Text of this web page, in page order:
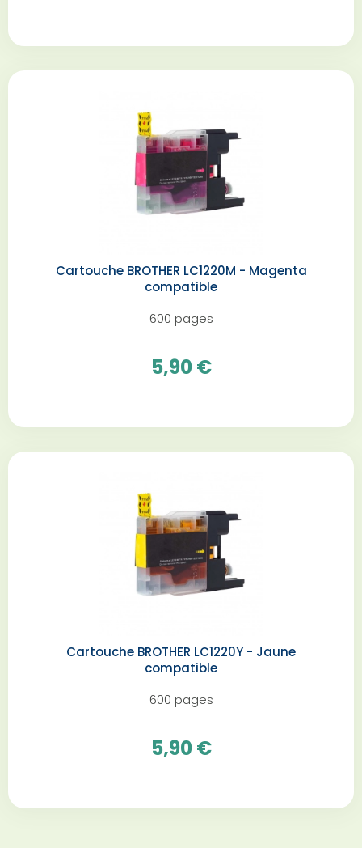
Cartouche BROTHER LC1220M - Magenta
compatible
600 pages
5,90 €
Cartouche BROTHER LC1220Y - Jaune
compatible
600 pages
5,90 €